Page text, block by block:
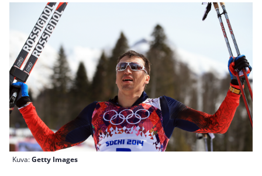
Kuva:Getty Images